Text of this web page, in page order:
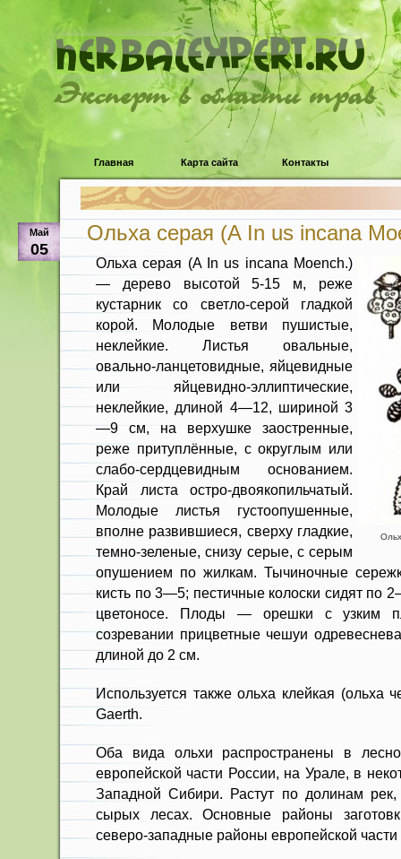
Эксперт в области трав
Главная Карта сайта Контакты
Май
05
Ольха серая (A In us incana
Ольха серая (A In us incana Moench.)
— дерево высотой 5-15 м, реже
кустар­ник со светло-серой гладкой
корой. Мо­лодые ветви пушистые,
неклейкие. Листья овальные,
овально-ланцетовид­ные, яйцевидные
или яйцевидно-эллип­тические,
неклейкие, длиной 4—12, шириной 3
—9 см, на верхушке заост­ренные,
реже притуплённые, с округ­лым или
слабо-сердцевидным основа­нием.
Край листа остро-двоякопильчатый.
Молодые листья густоопушенные,
вполне развившиеся, сверху гладкие,
темно-зеленые, снизу серые, с серым
опушением по жилкам. Тычиночные
кисть по 3—5; пестичные колоски сидят по
цветоносе. Плоды — орешки с узким
созревании прицветные чешуи
длиной до 2 см.
Используется также ольха клейкая
Gaerth.
Оба вида ольхи распространены в
европей­ской части России, на Урале, в
Западной Сибири. Растут по долинам
сырых лесах. Основные районы
северо-западные районы европейской